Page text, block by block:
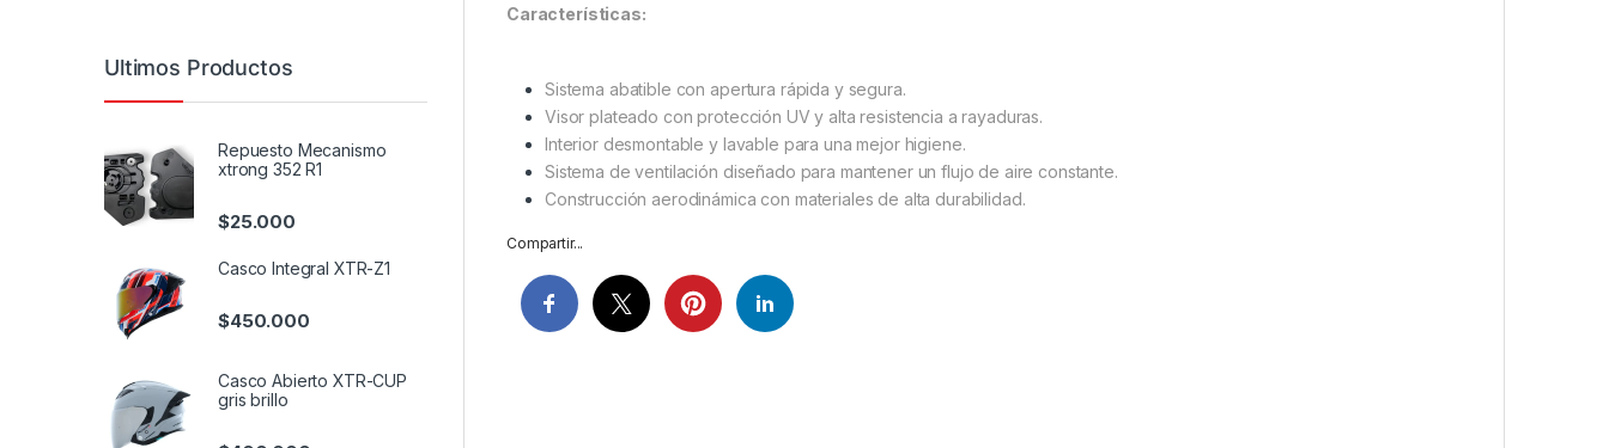
Características:
Sistema abatible con apertura rápida y segura.
Visor plateado con protección UV y alta resistencia a rayaduras.
Interior desmontable y lavable para una mejor higiene.
Sistema de ventilación diseñado para mantener un flujo de aire constante.
Construcción aerodinámica con materiales de alta durabilidad.
Compartir...
Ultimos Productos
Repuesto Mecanismo
xtrong 352 R1
$25.000
Casco Integral XTR-Z1
$450.000
Casco Abierto XTR-CUP
gris brillo